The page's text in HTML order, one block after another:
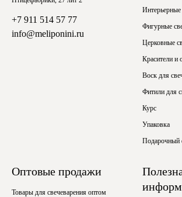
+7 911 514 57 77
info@meliponini.ru
Интерьерные
Фигурные
Церковные
Красители и
Воск для
Фитили для
Курс
Упаковка
Подарочный
Оптовые продажи
Товары для свечеварения оптом